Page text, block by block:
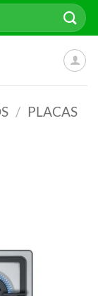
/ PLACAS